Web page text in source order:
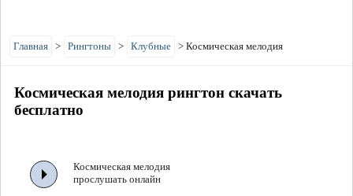
Главная > Рингтоны > Клубные > Космическая мелодия
Космическая мелодия рингтон скачать
бесплатно
Космическая мелодия
прослушать онлайн